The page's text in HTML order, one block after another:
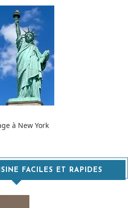
à New York
FACILES ET RAPIDES